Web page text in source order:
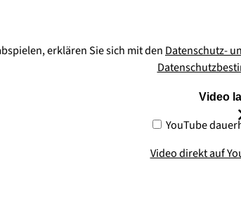
erklären Sie sich mit den Datenschutz-
Video
YouTube
Video direkt auf